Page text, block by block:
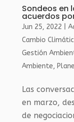
Sondeos en
acuerdos
Jun 25, 2022
Cambio
Gestión
Ambiente,
Las
en marzo,
de